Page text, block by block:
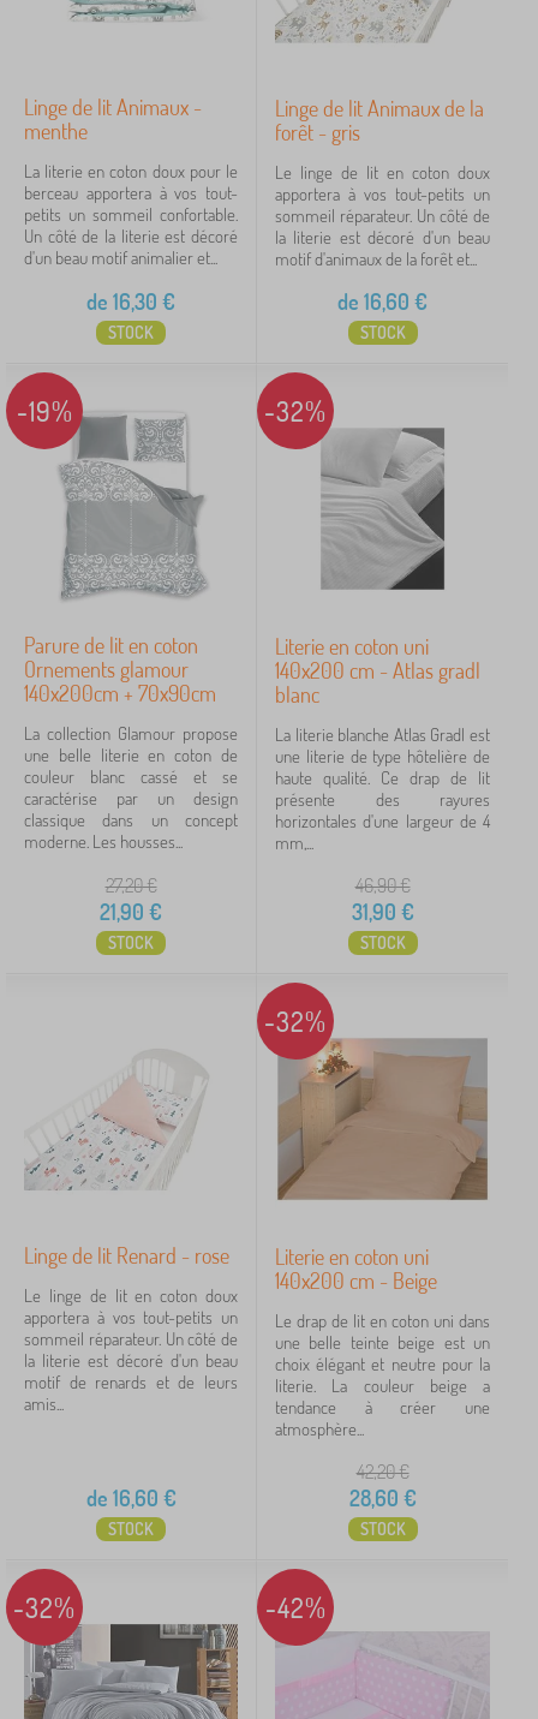
Rechercher dans les filtres
Disponibilité
Sous-catégories
Étiquettes
Groupes
Annuler FILTRATION
Linge de lit Animaux -
menthe
La literie en coton doux pour le
berceau apportera à vos tout-
petits un sommeil confortable.
Un côté de la literie est décoré
d'un beau motif animalier et...
de 16,30 €
STOCK
Linge de lit Animaux de la
forêt - gris
Le linge de lit en coton doux
apportera à vos tout-petits un
sommeil réparateur. Un côté de
la literie est décoré d'un beau
motif d'animaux de la forêt et...
de 16,60 €
STOCK
-19%
Parure de lit en coton
Ornements glamour
140x200cm + 70x90cm
La collection Glamour propose
une belle literie en coton de
couleur blanc cassé et se
caractérise par un design
classique dans un concept
moderne. Les housses...
27,20€
21,90 €
STOCK
-32%
Literie en coton uni
140x200 cm - Atlas gradl
blanc
La literie blanche Atlas Gradl est
une literie de type hôtelière de
haute qualité. Ce drap de lit
présente des rayures
horizontales d'une largeur de 4
mm,...
46,90€
31,90 €
STOCK
Linge de lit Renard - rose
Le linge de lit en coton doux
apportera à vos tout-petits un
sommeil réparateur. Un côté de
la literie est décoré d'un beau
motif de renards et de leurs
amis...
de 16,60 €
STOCK
-32%
Literie en coton uni
140x200 cm - Beige
Le drap de lit en coton uni dans
une belle teinte beige est un
choix élégant et neutre pour la
literie. La couleur beige a
tendance à créer une
atmosphère...
42,20€
28,60 €
STOCK
-32% -42%